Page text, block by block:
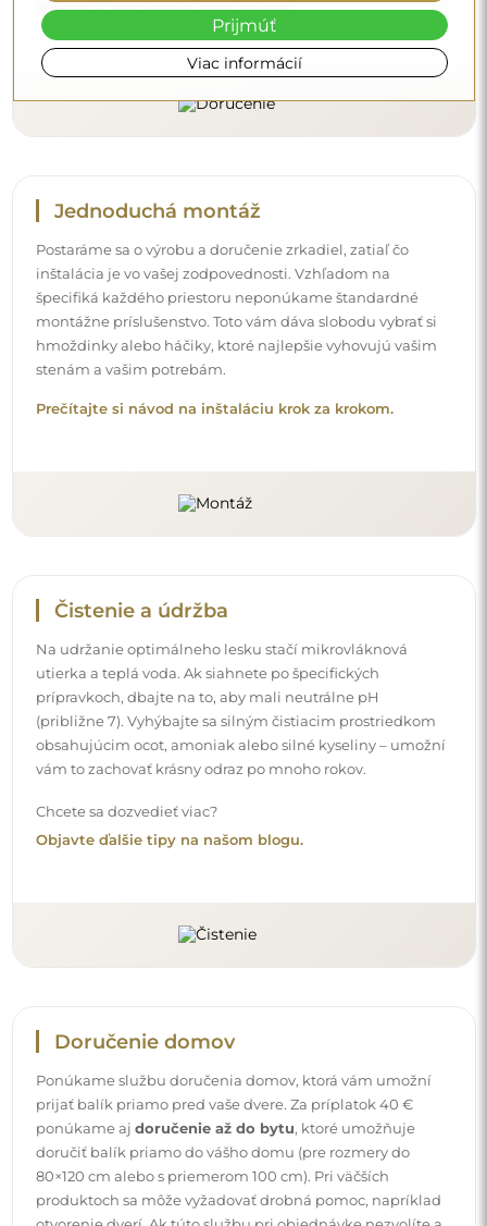
Pozrite si, ako balíme naše zrkadlá.
Jednoduchá montáž
Postaráme sa o výrobu a doručenie zrkadiel, zatiaľ čo
inštalácia je vo vašej zodpovednosti. Vzhľadom na
špecifiká každého priestoru neponúkame štandardné
montážne príslušenstvo. Toto vám dáva slobodu vybrať si
hmoždinky alebo háčiky, ktoré najlepšie vyhovujú vašim
stenám a vašim potrebám.
Prečítajte si návod na inštaláciu krok za krokom.
Čistenie a údržba
Na udržanie optimálneho lesku stačí mikrovláknová
utierka a teplá voda. Ak siahnete po špecifických
prípravkoch, dbajte na to, aby mali neutrálne pH
(približne 7). Vyhýbajte sa silným čistiacim prostriedkom
obsahujúcim ocot, amoniak alebo silné kyseliny – umožní
vám to zachovať krásny odraz po mnoho rokov.
Chcete sa dozvedieť viac?
Objavte ďalšie tipy na našom blogu.
Doručenie domov
Ponúkame službu doručenia domov, ktorá vám umožní
prijať balík priamo pred vaše dvere. Za príplatok 40 €
ponúkame aj doručenie až do bytu, ktoré umožňuje
doručiť balík priamo do vášho domu (pre rozmery do
80×120 cm alebo s priemerom 100 cm). Pri väčších
produktoch sa môže vyžadovať drobná pomoc, napríklad
Viac informácií
Prijmúť